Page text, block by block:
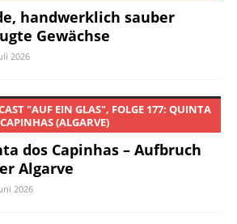
handwerklich sauber
Gewächse
2026
"AUF EIN GLAS", FOLGE 177: QUINTA
(ALGARVE)
dos Capinhas – Aufbruch
Algarve
2026